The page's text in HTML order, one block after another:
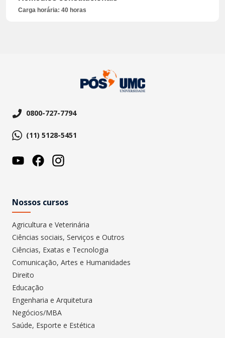
Carga horária: 40 horas
0800-727-7794
(11) 5128-5451
Nossos cursos
Agricultura e Veterinária
Ciências sociais, Serviços e Outros
Ciências, Exatas e Tecnologia
Comunicação, Artes e Humanidades
Direito
Educação
Engenharia e Arquitetura
Negócios/MBA
Saúde, Esporte e Estética